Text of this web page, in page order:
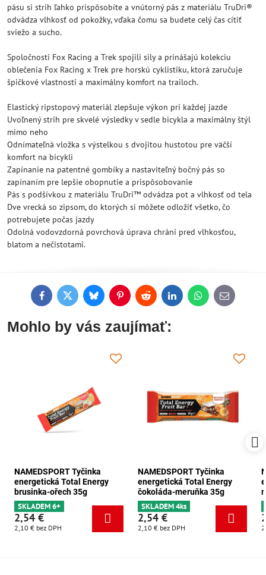
pásu si strih ľahko prispôsobíte a vnútorný pás z materiálu TruDri®
odvádza vlhkosť od pokožky, vďaka čomu sa budete celý čas cítiť
sviežo a sucho.
Spoločnosti Fox Racing a Trek spojili sily a prinášajú kolekciu
oblečenia Fox Racing x Trek pre horskú cyklistiku, ktorá zaručuje
špičkové vlastnosti a maximálny komfort na trailoch.
Elastický ripstopový materiál zlepšuje výkon pri každej jazde
Uvoľnený strih pre skvelé výsledky v sedle bicykla a maximálny štýl
mimo neho
Odnímateľná vložka s výstelkou s dvojitou hustotou pre väčší
komfort na bicykli
Zapínanie na patentné gombíky a nastaviteľný bočný pás so
zapínaním pre lepšie obopnutie a prispôsobovanie
Pás s podšívkou z materiálu TruDri™ odvádza pot a vlhkosť od tela
Dve vrecká so zipsom, do ktorých si môžete odložiť všetko, čo
potrebujete počas jazdy
Odolná vodovzdorná povrchová úprava chráni pred vlhkosťou,
blatom a nečistotami.
FacebookTwitterBlueskyPinterestReddit LinkedInWhatsApp
E-
mail
Mohlo by vás zaujímať:
NAMEDSPORT Tyčinka
energetická Total Energy
brusinka-ořech 35g
SKLADEM 6+
2,54 €
2,10 € bez DPH
NAMEDSPORT Tyčinka
energetická Total Energy
čokoláda-meruňka 35g
SKLADEM 4ks
2,54 €
2,10 € bez DPH